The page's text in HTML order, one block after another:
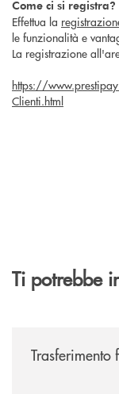
Come ci si registra?
Effettua la
le funzionalità e
La registrazione
https://
Clienti.html
Ti potrebbe
Trasferimento